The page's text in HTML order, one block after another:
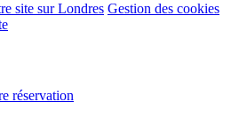
site sur Londres Gestion des cookies
réservation